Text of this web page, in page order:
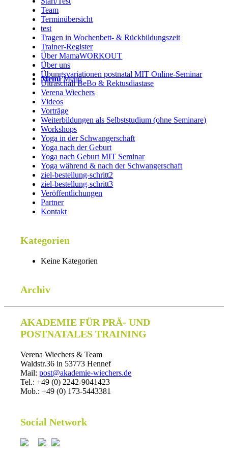
Menü Menü
Team
Terminübersicht
test
Tragen in Wochenbett- & Rückbildungszeit
Trainer-Register
Über MamaWORKOUT
Über uns
Übungsvariationen postnatal MIT Online-Seminar
Ultraschall BeBo & Rektusdiastase
Verena Wiechers
Videos
Vorträge
Weiterbildungen als Selbststudium (ohne Seminare)
Workshops
Yoga in der Schwangerschaft
Yoga nach der Geburt
Yoga nach Geburt MIT Seminar
Yoga während & nach der Schwangerschaft
ziel-bestellung-schritt2
ziel-bestellung-schritt3
Veröffentlichungen
Partner
Kontakt
Kategorien
Keine Kategorien
Archiv
AKADEMIE FÜR PRÄ- UND
POSTNATALES TRAINING
Verena Wiechers & Team
Waldstr.36 in 53773 Hennef
Mail:post@akademie-wiechers.de
Tel.: +49 (0) 2242-9041423
Mob.: +49 (0) 173-5443381
Social Network